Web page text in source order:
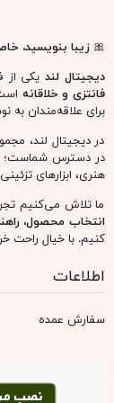
🎀زیبا بنویسید،
دیجیتال لند یکی از
فانتزی و خلاقانه
برای علاقه‌مندان به
در دیجیتال لند،
در دسترس شماست؛ از
هنری، ابزارهای
ما تلاش می‌کنیم
انتخاب محصول،
کنیم. با خیال راحت
اطلاعات
سفارش عمده